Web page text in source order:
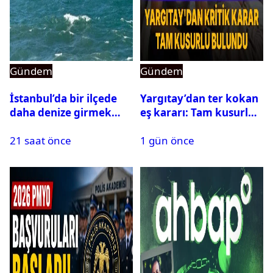
Gündem
İstanbul’da bir ilçede
daha denize girmek
21 saat önce
Gündem
Yargıtay’dan ter kokan
eş kararı: Tam kusurlu
1 gün önce